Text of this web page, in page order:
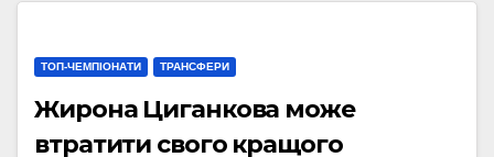
ТОП-ЧЕМПІОНАТИ ТРАНСФЕРИ
Жирона Циганкова може
втратити свого кращого